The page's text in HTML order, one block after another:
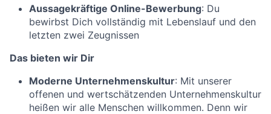
Aussagekräftige Online-Bewerbung: Du
bewirbst Dich vollständig mit Lebenslauf und den
letzten zwei Zeugnissen
Das bieten wir Dir
Moderne Unternehmenskultur: Mit unserer
offenen und wertschätzenden Unternehmenskultur
heißen wir alle Menschen willkommen. Denn wir